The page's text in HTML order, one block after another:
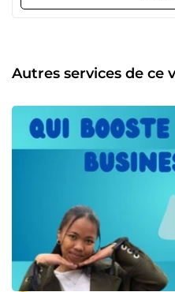
recherches approfondies,
la coordination de projets.
particulière aux détails et je
intervenir à distance pour
administratives de mes
communication fluide et
m'adapte facilement aux
permet de proposer un
attentes. 🏠🌍 Avec Aïssa à
administratives sont entre
permettant ainsi de vous
croissance de votre
Autres services de ce